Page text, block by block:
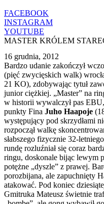
FACEBOOK
INSTAGRAM
YOUTUBE
MASTER KRÓLEM
16 grudnia, 2012
Bardzo udanie zakończył
(pięć zwycięskich walk)
21 KO), zdobywając tytuł
junior ciężkiej. „Master” na
w historii wywalczył pas
punkty Fina Juho Haapoje
występujący pod skrzydłami
rozpoczął walkę
słabszego fizycznie 32-
rundę rozluźniał się coraz
ringu, doskonale bijąc lewym
potężne „dyszle” z prawej.
porozbijana, ale zapuchnięty
atakować. Pod koniec
Gmitruka Mateusz świetnie